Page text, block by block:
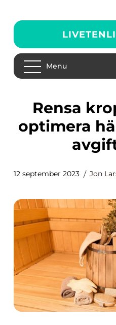
Menu
Rensa kroppen – Att
optimera
12 september 2023 Jon